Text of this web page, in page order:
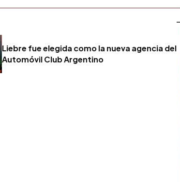
Liebre fue elegida como la nueva agencia del
Automóvil Club Argentino